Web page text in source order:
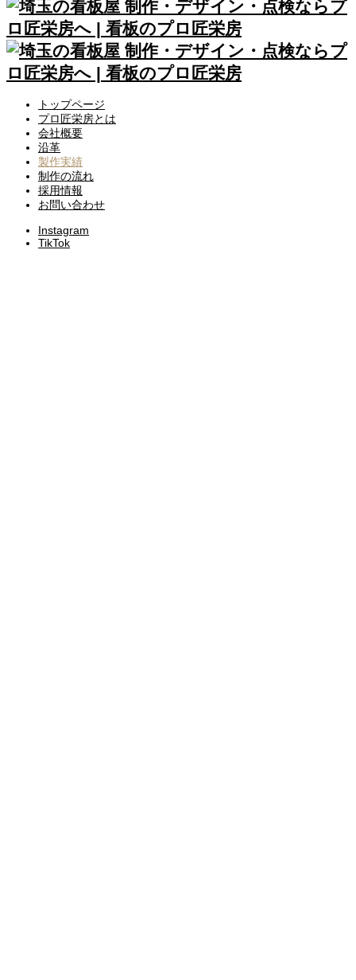
トップページ
プロ匠栄房とは
会社概要
沿革
製作実績
制作の流れ
採用情報
お問い合わせ
Instagram
TikTok